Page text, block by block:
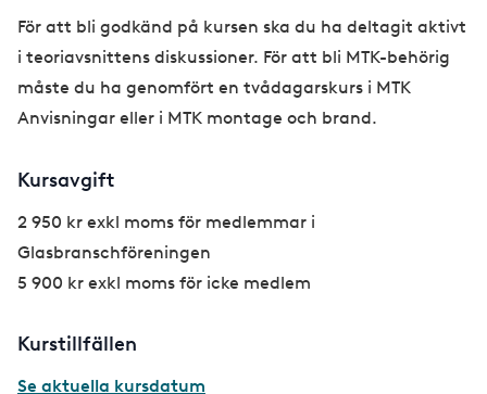
För att bli godkänd på kursen ska du ha deltagit aktivt
i teoriavsnittens diskussioner. För att bli MTK-behörig
måste du ha genomfört en tvådagarskurs i MTK
Anvisningar eller i MTK montage och brand.
Kursavgift
2 950 kr exkl moms för medlemmar i
Glasbranschföreningen
5 900 kr exkl moms för icke medlem
Kurstillfällen
Se aktuella kursdatum